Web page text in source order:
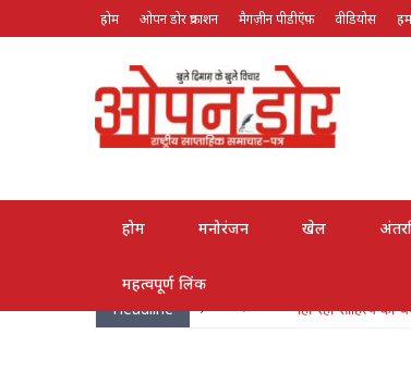
होम ओपन डोर प्रकाशन मैगज़ीन पीडीऍफ़ वीडियोस
होम मनोरंजन खेल
महत्वपूर्ण लिंक
Headline
लोक गायक भरत सिंह